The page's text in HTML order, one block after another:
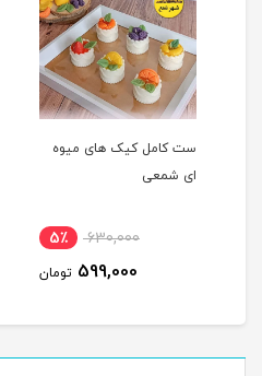
ست کامل کیک های میوه
ای شمعی
630,000 5٪
599,000 تومان